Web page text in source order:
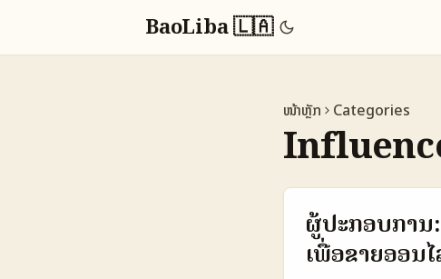
BaoLiba 🇱🇦
ໜ້າຫຼັກ Categories
ຜູ້ປະກອບກາ
ເພື່ອຂາຍອອນ